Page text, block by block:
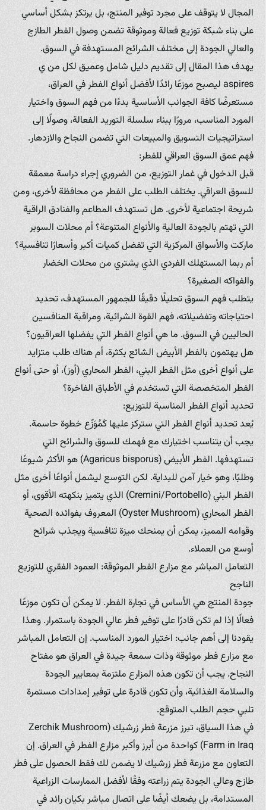
المجال لا يتوقف على مجرد توفير المنتج، بل يرتكز بشكل أساسي
على بناء شبكة توزيع فعالة وموثوقة تضمن وصول الفطر الطازج
والعالي الجودة إلى مختلف الشرائح المستهدفة في السوق.
يهدف هذا المقال إلى تقديم دليل شامل وعميق لكل من ي
aspires ليصبح موزعًا رائدًا لأفضل أنواع الفطر في العراق،
مستعرضًا كافة الجوانب الأساسية بدءًا من فهم السوق واختيار
المورد المناسب، مرورًا ببناء سلسلة التوريد الفعالة، وصولًا إلى
استراتيجيات التسويق والمبيعات التي تضمن النجاح والازدهار.
فهم عمق السوق العراقي للفطر:
قبل الدخول في غمار التوزيع، من الضروري إجراء دراسة معمقة
للسوق العراقي. يختلف الطلب على الفطر من محافظة لأخرى، ومن
شريحة اجتماعية لأخرى. هل تستهدف المطاعم والفنادق الراقية
التي تهتم بالجودة العالية والأنواع المتنوعة؟ أم محلات السوبر
ماركت والأسواق المركزية التي تفضل كميات أكبر وأسعارًا تنافسية؟
أم ربما المستهلك الفردي الذي يشتري من محلات الخضار
والفواكه الصغيرة؟
يتطلب فهم السوق تحليلًا دقيقًا للجمهور المستهدف، تحديد
احتياجاته وتفضيلاته، فهم القوة الشرائية، ومراقبة المنافسين
الحاليين في السوق. ما هي أنواع الفطر التي يفضلها العراقيون؟
هل يهتمون بالفطر الأبيض الشائع بكثرة، أم هناك طلب متزايد
على أنواع أخرى مثل الفطر البني، الفطر المحاري (أوز)، أو حتى أنواع
الفطر المتخصصة التي تستخدم في الأطباق الفاخرة؟
تحديد أنواع الفطر المناسبة للتوزيع:
يُعد تحديد أنواع الفطر التي ستركز عليها كَمُوَزّع خطوة حاسمة.
يجب أن يتناسب اختيارك مع فهمك للسوق والشرائح التي
تستهدفها. الفطر الأبيض (Agaricus bisporus) هو الأكثر شيوعًا
وطلبًا، وهو خيار آمن للبداية. لكن التوسع ليشمل أنواعًا أخرى مثل
الفطر البني (Cremini/Portobello) الذي يتميز بنكهته الأقوى، أو
الفطر المحاري (Oyster Mushroom) المعروف بفوائده الصحية
وقوامه المميز، يمكن أن يمنحك ميزة تنافسية ويجذب شرائح
أوسع من العملاء.
التعامل المباشر مع مزارع الفطر الموثوقة: العمود الفقري للتوزيع
الناجح
جودة المنتج هي الأساس في تجارة الفطر. لا يمكن أن تكون موزعًا
فعالًا إذا لم تكن قادرًا على توفير فطر عالي الجودة باستمرار. وهذا
يقودنا إلى أهم جانب: اختيار المورد المناسب. إن التعامل المباشر
مع مزارع فطر موثوقة وذات سمعة جيدة في العراق هو مفتاح
النجاح. يجب أن تكون هذه المزارع ملتزمة بمعايير الجودة
والسلامة الغذائية، وأن تكون قادرة على توفير إمدادات مستمرة
تلبي حجم الطلب المتوقع.
في هذا السياق، تبرز مزرعة فطر زرشيك (Zerchik Mushroom
Farm in Iraq) كواحدة من أبرز وأكبر مزارع الفطر في العراق. إن
التعاون مع مزرعة فطر زرشيك لا يضمن لك فقط الحصول على فطر
طازج وعالي الجودة يتم زراعته وفقًا لأفضل الممارسات الزراعية
المستدامة، بل يضعك أيضًا على اتصال مباشر بكيان رائد في